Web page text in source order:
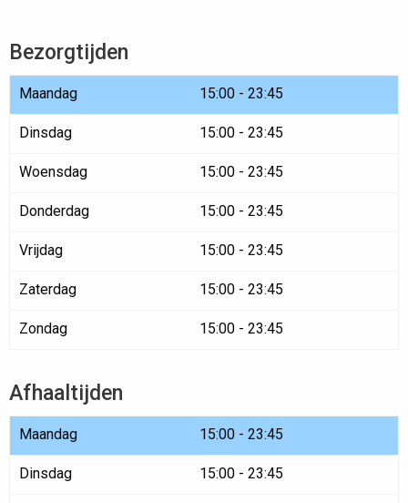
Bezorgtijden
Maandag 15:00 - 23:45
Dinsdag 15:00 - 23:45
Woensdag 15:00 - 23:45
Donderdag 15:00 - 23:45
Vrijdag 15:00 - 23:45
Zaterdag 15:00 - 23:45
Zondag 15:00 - 23:45
Afhaaltijden
Maandag 15:00 - 23:45
Dinsdag 15:00 - 23:45